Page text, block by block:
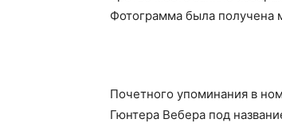
Фотограмма была получена
Почетного упоминания в
Гюнтера Вебера под